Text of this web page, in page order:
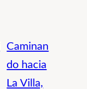
Caminan
do hacia
La Villa,